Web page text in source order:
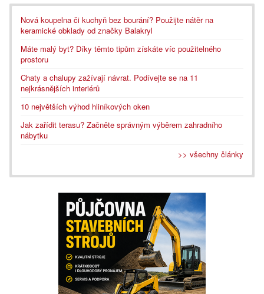
Nová koupelna či kuchyň bez bourání? Použijte nátěr na
keramické obklady od značky Balakryl
Máte malý byt? Díky těmto tipům získáte víc použitelného
prostoru
Chaty a chalupy zažívají návrat. Podívejte se na 11
nejkrásnějších interiérů
10 největších výhod hliníkových oken
Jak zařídit terasu? Začněte správným výběrem zahradního
nábytku
>> všechny články